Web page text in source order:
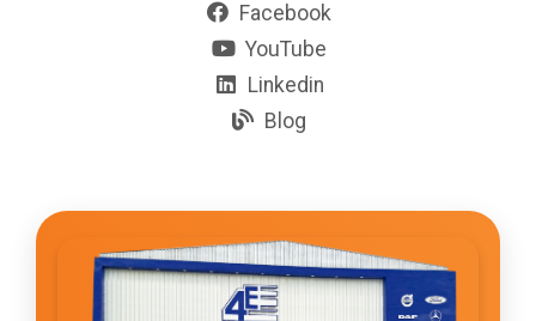
Facebook
YouTube
Linkedin
Blog